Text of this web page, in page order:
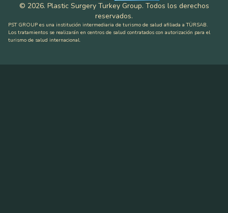
© 2026. Plastic Surgery Turkey Group. Todos los derechos
reservados.
PST GROUP es una institución intermediaria de turismo de salud afiliada a TÜRSAB.
Los tratamientos se realizarán en centros de salud contratados con autorización para el
turismo de salud internacional.